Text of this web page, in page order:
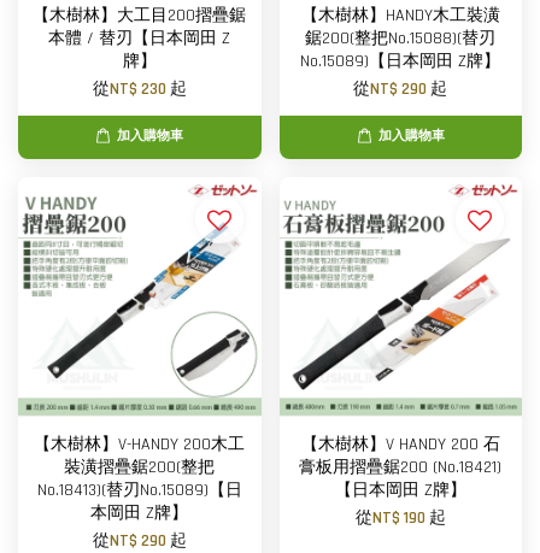
【木樹林】大工目200摺疊鋸
本體 / 替刃【日本岡田 Z
牌】
從NT$ 230 起
加入購物車
【木樹林】HANDY木工裝潢
鋸200(整把No.15088)(替刃
No.15089)【日本岡田 Z牌】
從NT$ 290 起
加入購物車
【木樹林】V-HANDY 200木工
裝潢摺疊鋸200(整把
No.18413)(替刃No.15089)【日
本岡田 Z牌】
從NT$ 290 起
【木樹林】V HANDY 200 石
膏板用摺疊鋸200 (No.18421)
【日本岡田 Z牌】
從NT$ 190 起